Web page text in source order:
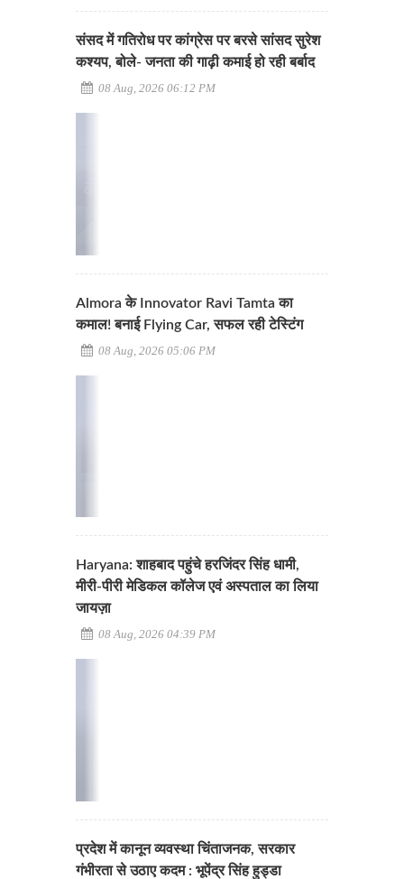
संसद में गतिरोध पर कांग्रेस पर बरसे सांसद सुरेश
कश्यप, बोले- जनता की गाढ़ी कमाई हो रही बर्बाद
08 Aug, 2026 06:12 PM
Almora के Innovator Ravi Tamta का
कमाल! बनाई Flying Car, सफल रही टेस्टिंग
08 Aug, 2026 05:06 PM
Haryana: शाहबाद पहुंचे हरजिंदर सिंह धामी,
मीरी-पीरी मेडिकल कॉलेज एवं अस्पताल का लिया
जायज़ा
08 Aug, 2026 04:39 PM
प्रदेश में कानून व्यवस्था चिंताजनक, सरकार
गंभीरता से उठाए कदम : भूपेंद्र सिंह हुड्डा